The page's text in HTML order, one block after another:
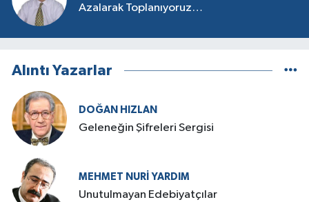
Azalarak Toplanıyoruz…
Alıntı Yazarlar
DOĞAN HIZLAN
Geleneğin Şifreleri Sergisi
MEHMET NURI YARDIM
​Unutulmayan Edebiyatçılar